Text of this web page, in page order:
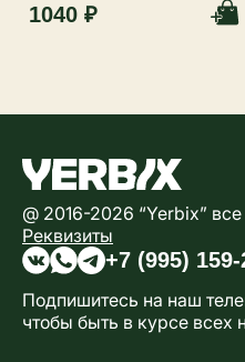
1040 ₽
@ 2016-2026 “Yerbix”
Реквизиты
+7 (995)
Подпишитесь на наш
чтобы быть в курсе всех